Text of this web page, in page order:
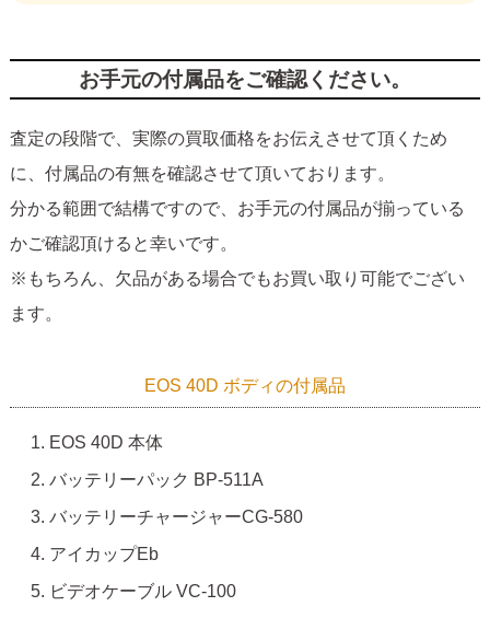
お手元の付属品をご確認ください。
査定の段階で、実際の買取価格をお伝えさせて頂くため
に、付属品の有無を確認させて頂いております。
分かる範囲で結構ですので、お手元の付属品が揃っている
かご確認頂けると幸いです。
※もちろん、欠品がある場合でもお買い取り可能でござい
ます。
EOS 40D ボディの付属品
EOS 40D 本体
バッテリーパック BP-511A
バッテリーチャージャーCG-580
アイカップEb
ビデオケーブル VC-100